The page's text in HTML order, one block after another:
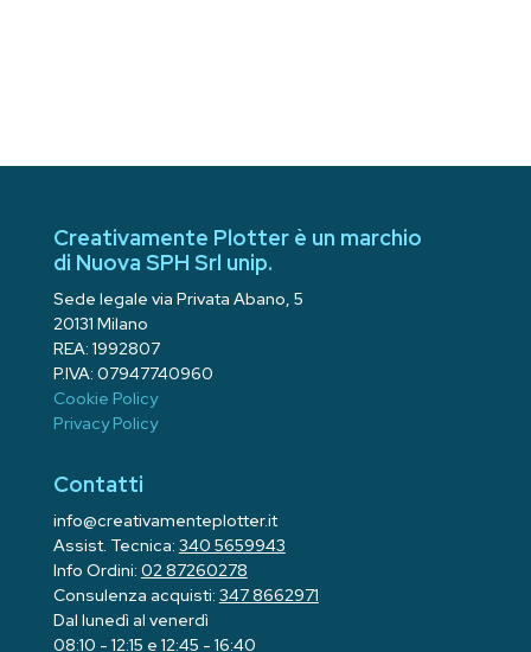
Creativamente Plotter è un marchio
di Nuova SPH Srl unip.
Sede legale via Privata Abano, 5
20131 Milano
REA: 1992807
P.IVA: 07947740960
Cookie Policy
Privacy Policy
Contatti
info@creativamenteplotter.it
Assist. Tecnica: 340 5659943
Info Ordini: 02 87260278
Consulenza acquisti: 347 8662971
Dal lunedì al venerdì
08:10 - 12:15 e 12:45 - 16:40